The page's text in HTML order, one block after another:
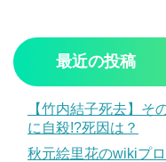
最近の投稿
【竹内結子死去】そ
に自殺!?死因は？
秋元絵里花のwikiプ